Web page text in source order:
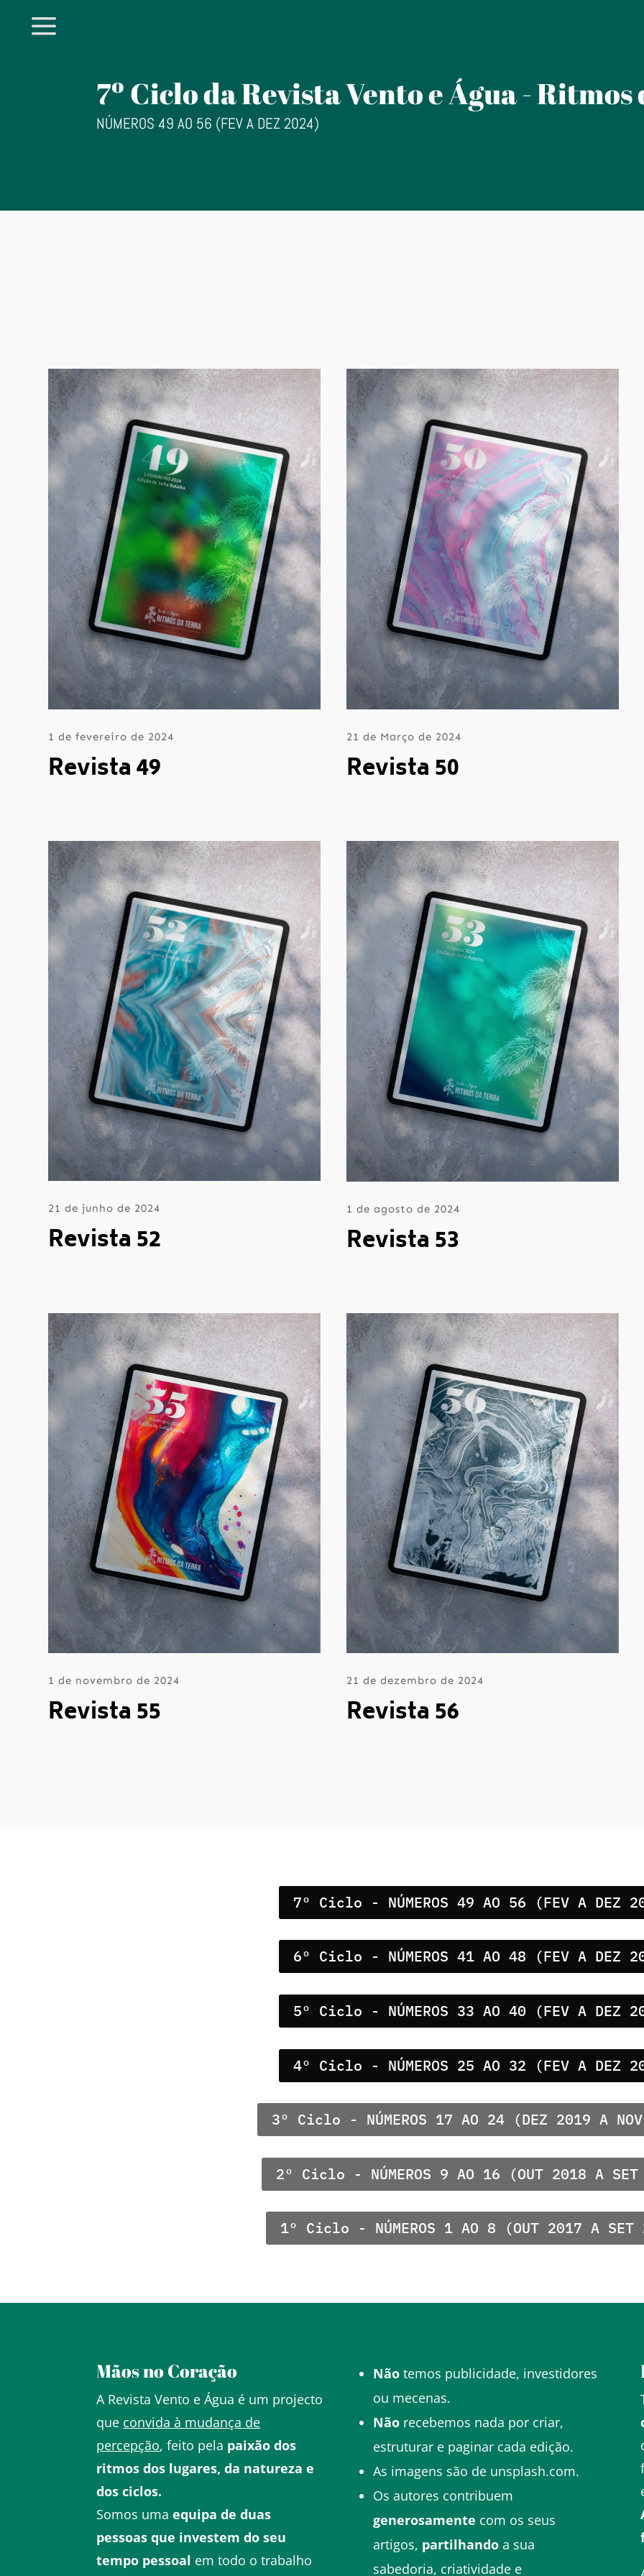
a
7º Ciclo da Revista Vento e Água -
NÚMEROS 49 AO 56 (FEV A DEZ 2024)
1 de fevereiro de 2024
Revista 49
21 de Março de 2024
Revista 50
21 de junho de 2024
Revista 52
1 de agosto de 2024
Revista 53
1 de novembro de 2024
Revista 55
21 de dezembro de 2024
Revista 56
7º Ciclo - NÚMEROS 49 AO 56 (FEV A DEZ
6º Ciclo - NÚMEROS 41 AO 48 (FEV A DEZ
5º Ciclo - NÚMEROS 33 AO 40 (FEV A DEZ
4º Ciclo - NÚMEROS 25 AO 32 (FEV A DEZ
3º Ciclo - NÚMEROS 17 AO 24 (DEZ 2019 A
2º Ciclo - NÚMEROS 9 AO 16 (OUT 2018 A
1º Ciclo - NÚMEROS 1 AO 8 (OUT 2017 A SET
Mãos no Coração
A Revista Vento e Água é um projecto
que convida à mudança de
percepção, feito pela paixão dos
ritmos dos lugares, da natureza e
dos ciclos.
Somos uma equipa de duas
pessoas que investem do seu
tempo pessoal em todo o trabalho
Nãotemos publicidade, investidores
ou mecenas.
Nãorecebemos nada por criar,
estruturar e paginar cada edição.
As imagens são de unsplash.com.
Os autores contribuem
generosamente com os seus
artigos, partilhandoa sua
sabedoria, criatividade e